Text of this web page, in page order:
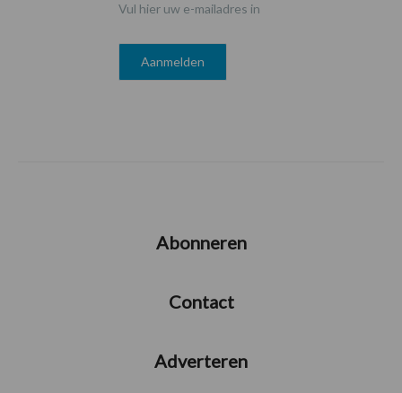
Vul hier uw e-mailadres in
Abonneren
Contact
Adverteren